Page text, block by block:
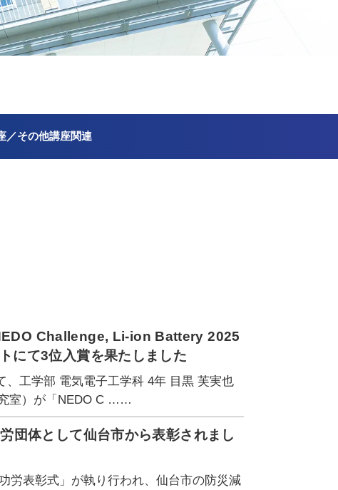
／その他講座関連
Challenge, Li-ion Battery 2025
にて3位入賞を果たしました
、工学部 電気電子工学科 4年 目黒 芙実也
室）が「NEDO C ……
団体として仙台市から表彰されまし
労表彰式」が執り行われ、仙台市の防災減